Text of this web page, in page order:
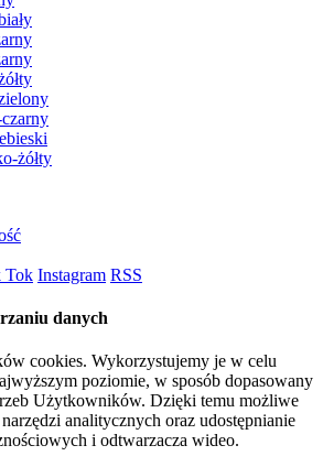
żółty
Tok Instagram RSS
danych
cookies. Wykorzystujemy je w celu
poziomie, w sposób dopasowany
Użytkowników. Dzięki temu możliwe
analitycznych oraz udostępnianie
i odtwarzacza wideo.